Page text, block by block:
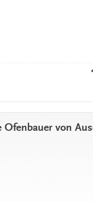
Ofenbauer von